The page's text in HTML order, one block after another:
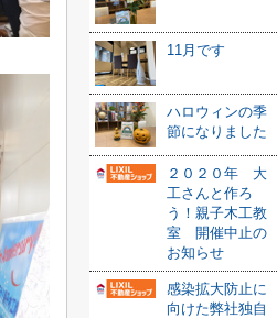
11月です
ハロウィンの季
節になりました
２０２０年 大
工さんと作ろ
う！親子木工教
室 開催中止の
お知らせ
感染拡大防止に
向けた弊社独自